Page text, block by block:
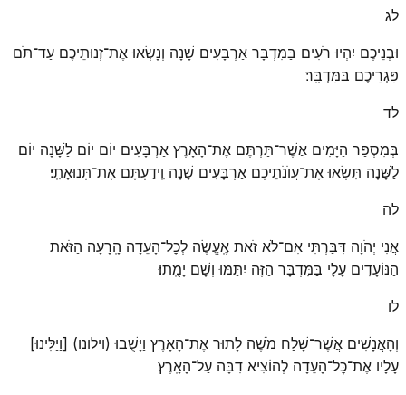
לג
וּבְנֵיכֶם יִהְיוּ רֹעִים בַּמִּדְבָּר אַרְבָּעִים שָׁנָה וְנָשְׂאוּ אֶת־זְנוּתֵיכֶם עַד־תֹּם
פִּגְרֵיכֶם בַּמִּדְבָּֽר׃
לד
בְּמִסְפַּר הַיָּמִים אֲשֶׁר־תַּרְתֶּם אֶת־הָאָרֶץ אַרְבָּעִים יוֹם יוֹם לַשָּׁנָה יוֹם
לַשָּׁנָה תִּשְׂאוּ אֶת־עֲוֺנֹתֵיכֶם אַרְבָּעִים שָׁנָה וִֽידַעְתֶּם אֶת־תְּנוּאָתִֽי׃
לה
אֲנִי יְהֹוָה דִּבַּרְתִּי אִם־לֹא זֹאת אֶֽעֱשֶׂה לְכׇל־הָעֵדָה הָֽרָעָה הַזֹּאת
הַנּוֹעָדִים עָלָי בַּמִּדְבָּר הַזֶּה יִתַּמּוּ וְשָׁם יָמֻֽתוּ׃
לו
וְהָאֲנָשִׁים אֲשֶׁר־שָׁלַח מֹשֶׁה לָתוּר אֶת־הָאָרֶץ וַיָּשֻׁבוּ (וילונו) [וַיַּלִּינוּ]
עָלָיו אֶת־כׇּל־הָעֵדָה לְהוֹצִיא דִבָּה עַל־הָאָֽרֶץ׃